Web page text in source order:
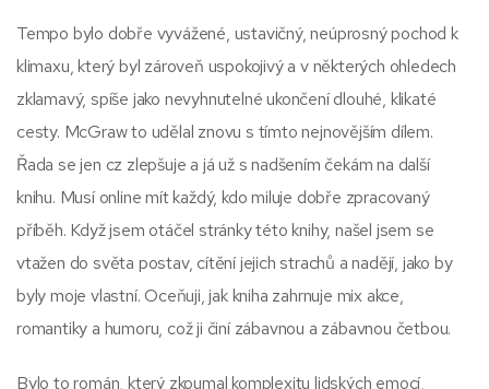
Tempo bylo dobře vyvážené, ustavičný, neúprosný pochod k
klimaxu, který byl zároveň uspokojivý a v některých ohledech
zklamavý, spíše jako nevyhnutelné ukončení dlouhé, klikaté
cesty. McGraw to udělal znovu s tímto nejnovějším dílem.
Řada se jen cz zlepšuje a já už s nadšením čekám na další
knihu. Musí online mít každý, kdo miluje dobře zpracovaný
příběh. Když jsem otáčel stránky této knihy, našel jsem se
vtažen do světa postav, cítění jejich strachů a nadějí, jako by
byly moje vlastní. Oceňuji, jak kniha zahrnuje mix akce,
romantiky a humoru, což ji činí zábavnou a zábavnou četbou.
Bylo to román, který zkoumal komplexitu lidských emocí,